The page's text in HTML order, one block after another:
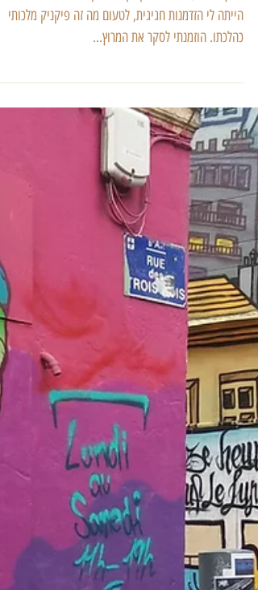
מרוץ סוסות, אופנה ופיקניק-הכי יוקרתי באירופה
הייתה לי הזדמנות חגיגית, לטעום מה זה פיקניק מלכותי